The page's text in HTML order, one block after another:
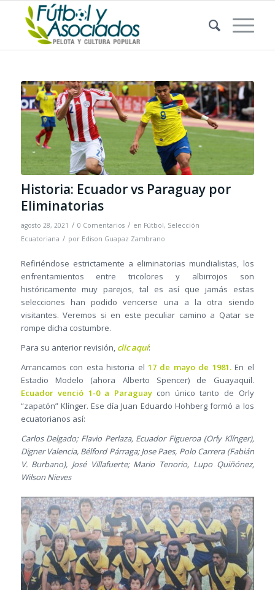
Historia: Ecuador vs Paraguay por
Eliminatorias
agosto 28, 2021 / 0 Comentarios / en Fútbol, Selección
Ecuatoriana / por Edison Guapaz Zambrano
Refiriéndose estrictamente a eliminatorias mundialistas, los
enfrentamientos entre tricolores y albirrojos son
históricamente muy parejos, tal es así que jamás estas
selecciones han podido vencerse una a la otra siendo
visitantes. Veremos si en este peculiar camino a Qatar se
rompe dicha costumbre.
Para su anterior revisión, clic aquí:
Arrancamos con esta historia el 17 de mayo de 1981.En el
Estadio Modelo (ahora Alberto Spencer) de Guayaquil.
Ecuador venció 1-0 a Paraguaycon único tanto de Orly
“zapatón” Klínger. Ese día Juan Eduardo Hohberg formó a los
ecuatorianos así:
Carlos Delgado; Flavio Perlaza, Ecuador Figueroa (Orly Klínger),
Digner Valencia, Bélford Párraga; Jose Paes, Polo Carrera (Fabián
V. Burbano), José Villafuerte; Mario Tenorio, Lupo Quiñónez,
Wilson Nieves